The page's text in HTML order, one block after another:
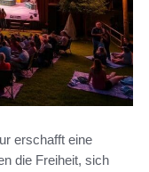
erschafft eine
die Freiheit, sich